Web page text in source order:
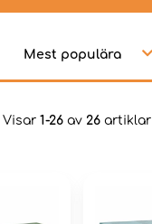
Mest populära
Visar 1-26 av 26 artiklar